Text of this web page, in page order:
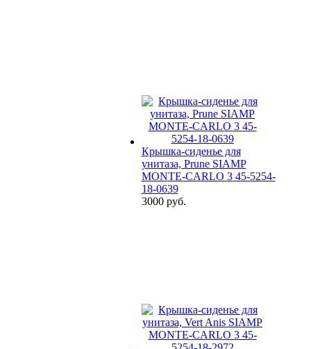
Крышка-сиденье для
унитаза, Prune SIAMP
MONTE-CARLO 3 45-5254-
18-0639
3000 руб.